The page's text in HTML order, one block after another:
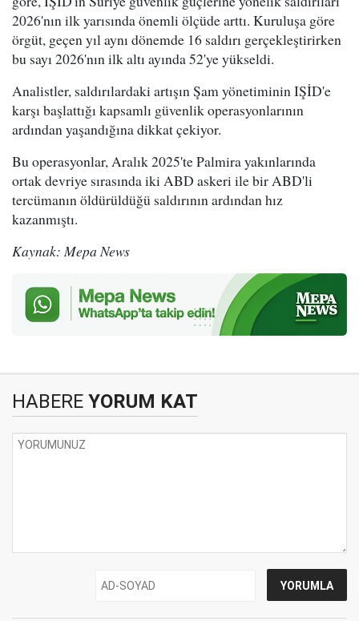
2026'nın ilk yarısında önemli ölçüde arttı. Kuruluşa göre
örgüt, geçen yıl aynı dönemde 16 saldırı gerçekleştirirken
bu sayı 2026'nın ilk altı ayında 52'ye yükseldi.
Analistler, saldırılardaki artışın Şam yönetiminin IŞİD'e
karşı başlattığı kapsamlı güvenlik operasyonlarının
ardından yaşandığına dikkat çekiyor.
Bu operasyonlar, Aralık 2025'te Palmira yakınlarında
ortak devriye sırasında iki ABD askeri ile bir ABD'li
tercümanın öldürüldüğü saldırının ardından hız
kazanmıştı.
Kaynak: Mepa News
HABERE YORUM KAT